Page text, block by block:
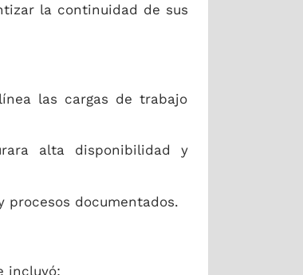
la continuidad de sus
las cargas de trabajo
alta disponibilidad y
documentados.
incluyó: